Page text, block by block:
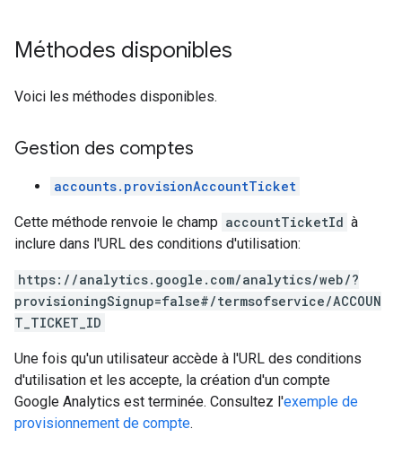
Méthodes disponibles
Voici les méthodes disponibles.
Gestion des comptes
accounts.provisionAccountTicket
Cette méthode renvoie le champ accountTicketId à
inclure dans l'URL des conditions d'utilisation:
https://analytics.google.com/analytics/web/?
provisioningSignup=false#/termsofservice/ACCOUN
T_TICKET_ID
Une fois qu'un utilisateur accède à l'URL des conditions
d'utilisation et les accepte, la création d'un compte
Google Analytics est terminée. Consultez l'exemple de
provisionnement de compte.